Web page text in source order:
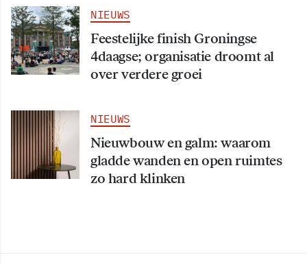
NIEUWS
Feestelijke finish Groningse
4daagse; organisatie droomt al
over verdere groei
NIEUWS
Nieuwbouw en galm: waarom
gladde wanden en open ruimtes
zo hard klinken